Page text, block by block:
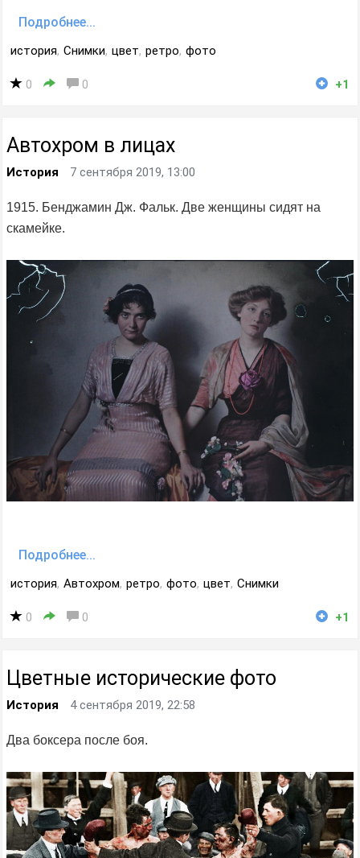
Подробнее...
история, Снимки, цвет, ретро, фото
0 0 +1
Автохром в лицах
История 7 сентября 2019, 13:00
1915. Бенджамин Дж. Фальк. Две женщины сидят на
скамейке.
Подробнее...
история, Автохром, ретро, фото, цвет, Снимки
0 0 +1
Цветные исторические фото
История 4 сентября 2019, 22:58
Два боксера после боя.